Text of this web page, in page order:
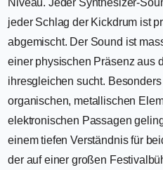
jeder Schlag der Kickdrum ist
abgemischt. Der Sound ist
einer physischen Präsenz aus
ihresgleichen sucht.
organischen, metallischen
elektronischen Passagen
einem tiefen Verständnis für
der auf einer großen